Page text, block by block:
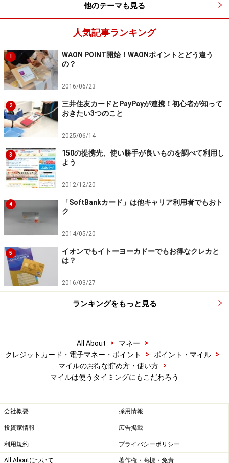
他のテーマも見る
人気記事ランキング
1
WAON POINT開始！WAONポイントとどう違う
の？
2016/06/23
2
三井住友カードとPayPayが連携！初心者が知って
おきたい3つのこと
2025/06/14
3
150の提携先、使い勝手が良いものを調べて利用し
よう
2012/12/20
4
「SoftBankカード」は他キャリア利用者でもおト
ク
2014/05/20
5
イオンでもイトーヨーカドーでもお得なクレカと
は？
2016/03/27
ランキングをもっと見る
All About > マネー
>
クレジットカード・電子マネー・ポイント
> ポイント・マイル
>
マイルのお得な貯め方・使い方
>
マイルは使うタイミングにもこだわろう
会社概要 採用情報
投資家情報 広告掲載
利用規約 プライバシーポリシー
All Aboutについて 著作権・商標・免責